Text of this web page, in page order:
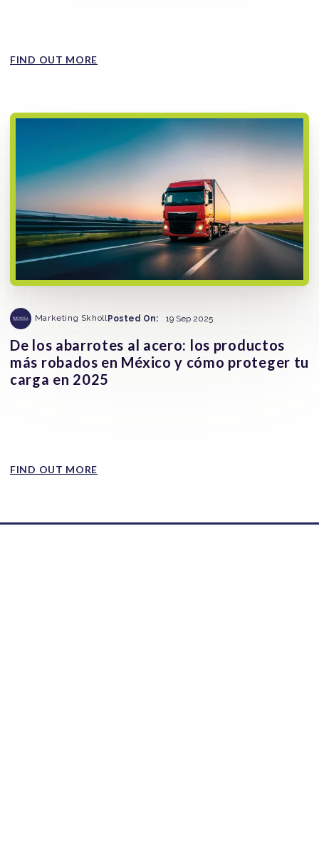
FIND OUT MORE
Marketing SkhollPosted On: 19 Sep 2025
De los abarrotes al acero: los productos
más robados en México y cómo proteger tu
carga en 2025
FIND OUT MORE